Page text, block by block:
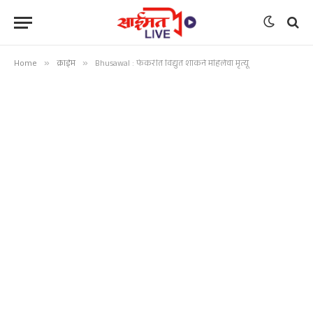
Home » क्राईम » Bhusawal : फेकरीत विद्युत शॉकने महिलेचा मृत्यू